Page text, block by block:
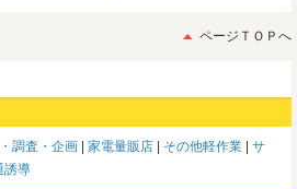
ページＴＯＰへ
調査・企画 家電量販店 その他軽作業
サ
誘導